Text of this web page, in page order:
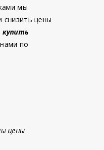
мы
снизить цены
купить
по
цены